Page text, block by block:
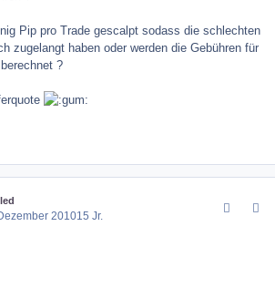
Pip pro Trade gescalpt sodass die schlechten
zugelangt haben oder werden die Gebühren für
?
201015 Jr.